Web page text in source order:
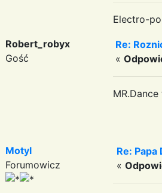
Electro-
Robert_robyx
Gość
Re:
«
Motyl
Forumowicz
Re: Papa
«